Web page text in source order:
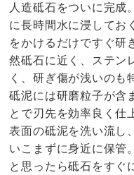
人造砥石をついに完成
に長時間水に浸してお
をかけるだけですぐ研
然砥石に近く、ステン
く、研ぎ傷が浅いのも
砥泥には研磨粒子が含
とで刃先を効率良く仕
表面の砥泥を洗い流し
いこまずに身近に保管
と思ったら砥石をすぐ